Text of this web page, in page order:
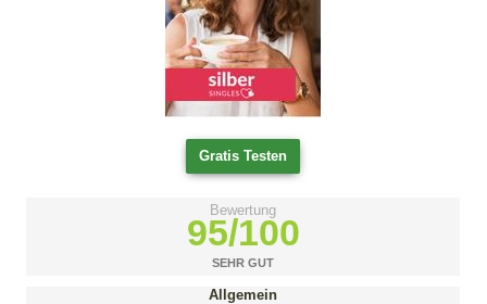
Bewertung
95/100
SEHR GUT
Allgemein